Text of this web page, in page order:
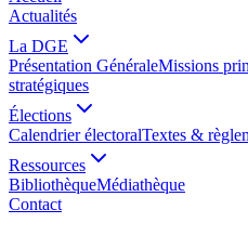
Actualités
La DGE
Présentation GénéraleMissions
stratégiques
Élections
Calendrier électoralTextes &
Ressources
BibliothèqueMédiathèque
Contact